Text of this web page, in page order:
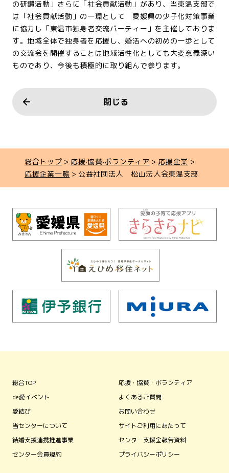
の研鑽活動」さらに「社会貢献活動」があり、当東温支部で
は「社会貢献活動」の一環として 愛媛県の少子化対策事業
に協力し「東温市独身者交流パーティー」を主催しておりま
す。地域全体で独身者を応援し、婚活への初めの一歩として
の交流会を開催することは地域活性化としても大変意義深い
ものであり、今後も積極的に取り組んで参ります。
閉じる
総合トップ 応援·協賛·ボランティア
応援企業
応援企業一覧
公益社団法人 松山法人会東温支部
総合TOP
de愛イベント
愛結び
当センターについて
結婚支援連携推進事業
センター会員規約
応援・協賛・ボランティア
よくあるご質問
お問い合わせ
サイトご利用にあたって
センター支援金報告資料
プライバシーポリシー